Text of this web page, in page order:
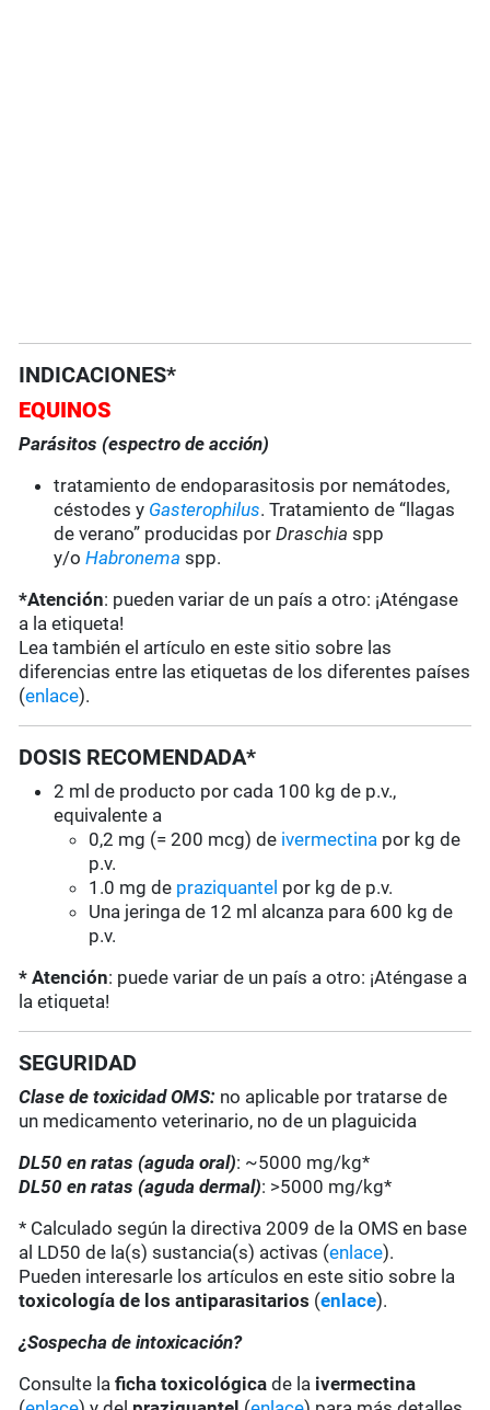
INDICACIONES*
EQUINOS
Parásitos (espectro de acción)
tratamiento de endoparasitosis por nemátodes,
céstodes y Gasterophilus. Tratamiento de “llagas
de verano” producidas porDraschia spp
y/oHabronema spp.
*Atención: pueden variar de un país a otro: ¡Aténgase
a la etiqueta!
Lea también el artículo en este sitio sobre las
diferencias entre las etiquetas de los diferentes países
(enlace).
DOSIS RECOMENDADA*
2 ml de producto por cada 100 kg de p.v.,
equivalente a
0,2 mg (= 200 mcg) de ivermectina por kg de
p.v.
1.0 mg de praziquantel por kg de p.v.
Una jeringa de 12 ml alcanza para 600 kg de
p.v.
* Atención: puede variar de un país a otro: ¡Aténgase a
la etiqueta!
SEGURIDAD
Clase de toxicidad OMS: no aplicable por tratarse de
un medicamento veterinario, no de un plaguicida
DL50 en ratas (aguda oral): ~5000 mg/kg*
DL50 en ratas (aguda dermal): >5000 mg/kg*
* Calculado según la directiva 2009 de la OMS en base
al LD50 de la(s) sustancia(s) activas (enlace).
Pueden interesarle los artículos en este sitio sobre la
toxicología de los antiparasitarios (enlace).
¿Sospecha de intoxicación?
Consulte laficha toxicológica de la ivermectina